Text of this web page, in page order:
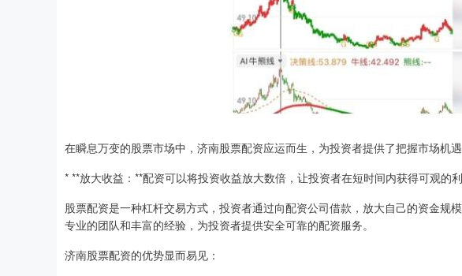
在瞬息万变的股票市场中，济南股票配资应运而生，为投资者提供了把握市场机
* **放大收益：**配资可以将投资收益放大数倍，让投资者在短时间内获得可观的利
股票配资是一种杠杆交易方式，投资者通过向配资公司借款，放大自己的资金规
专业的团队和丰富的经验，为投资者提供安全可靠的配资服务。
济南股票配资的优势显而易见：